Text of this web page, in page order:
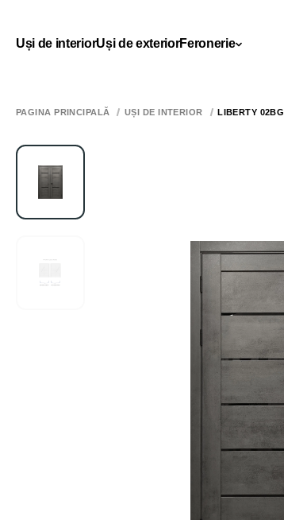
Uși de interiorUși de exteriorFeronerie
PAGINA PRINCIPALĂ UȘI DE INTERIOR LIBERTY 02BG